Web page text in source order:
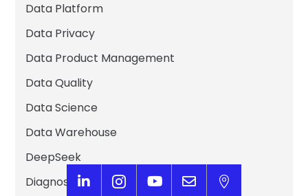
Data Platform
Data Privacy
Data Product Management
Data Quality
Data Science
Data Warehouse
DeepSeek
Diagnostic data et IA
    